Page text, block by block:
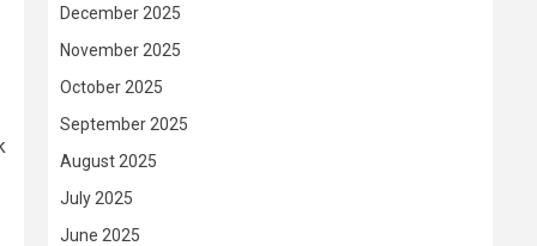
December 2025
November 2025
October 2025
September 2025
August 2025
July 2025
June 2025